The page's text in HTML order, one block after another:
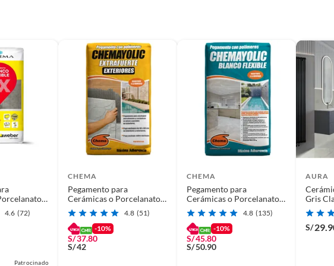
de pisos
¡Nosotros lo instalamos por ti!
Flexible
4.6 (72)
Patrocinado
CHEMA
Pegamento para
Cerámicas o Porcelanatos
Chema Gris Extrafuerte
25kg
4.8 (51)
-10%
S/37.80
S/42
CHEMA
Pegamento para
Cerámicas o Porcelanatos
Chema Blanco Flexible
25kg
4.8 (135)
-10%
S/45.80
S/50.90
AURA
Gris
S/